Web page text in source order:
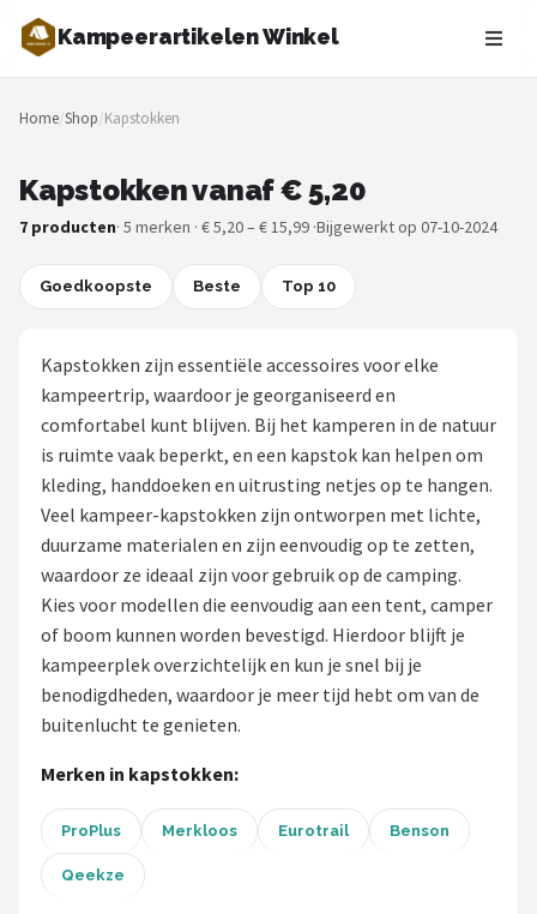
Kampeerartikelen Winkel
Zoeken
NAVIGATIE
Merken
Blog
Slaapzakken
Slaapmatten
Koelboxen
Shop
Intex
KOEL
Eurotrail
Camp
Home/Shop/Kapstokken
Kapstokken vanaf € 5,20
7 producten· 5 merken · € 5,20 – € 15,99 ·Bijgewerkt op 07-10-2024
Goedkoopste Beste Top 10
Kapstokken zijn essentiële accessoires voor elke
kampeertrip, waardoor je georganiseerd en
comfortabel kunt blijven. Bij het kamperen in de natuur
is ruimte vaak beperkt, en een kapstok kan helpen om
kleding, handdoeken en uitrusting netjes op te hangen.
Veel kampeer-kapstokken zijn ontworpen met lichte,
duurzame materialen en zijn eenvoudig op te zetten,
waardoor ze ideaal zijn voor gebruik op de camping.
Kies voor modellen die eenvoudig aan een tent, camper
of boom kunnen worden bevestigd. Hierdoor blijft je
kampeerplek overzichtelijk en kun je snel bij je
benodigdheden, waardoor je meer tijd hebt om van de
buitenlucht te genieten.
Merken in kapstokken:
ProPlus Merkloos Eurotrail Benson
Qeekze